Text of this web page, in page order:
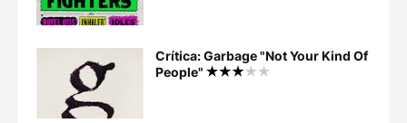
Crítica: Garbage "Not Your Kind Of
People"